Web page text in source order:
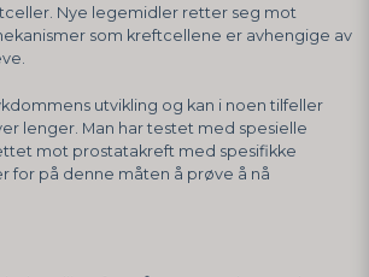
Nye legemidler retter seg mot
som kreftcellene er avhengige av
utvikling og kan i noen tilfeller
lenger. Man har testet med spesielle
mot prostatakreft med spesifikke
for på denne måten å prøve å nå